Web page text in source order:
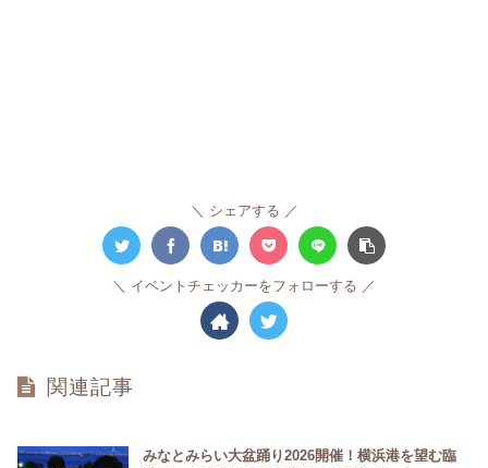
シェアする
イベントチェッカーをフォローする
関連記事
みなとみらい大盆踊り2026開催！横浜港を望む臨